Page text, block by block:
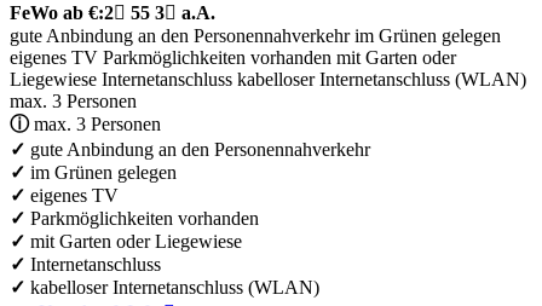
FeWo ab €:2 55 3 a.A.
gute Anbindung an den Personennahverkehr im Grünen gelegen
eigenes TV Parkmöglichkeiten vorhanden mit Garten oder
Liegewiese Internetanschluss kabelloser Internetanschluss (WLAN)
max. 3 Personen
ⓘmax. 3 Personen
✓ gute Anbindung an den Personennahverkehr
✓ im Grünen gelegen
✓ eigenes TV
✓ Parkmöglichkeiten vorhanden
✓ mit Garten oder Liegewiese
✓ Internetanschluss
✓ kabelloser Internetanschluss (WLAN)